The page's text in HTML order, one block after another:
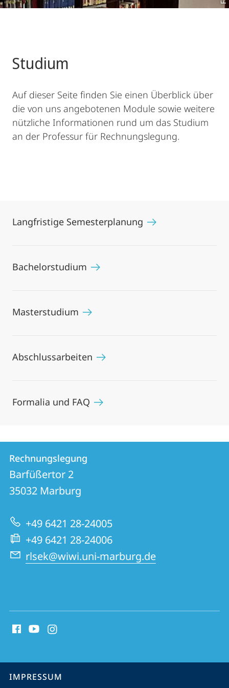
Studium
Auf dieser Seite finden Sie einen Überblick über
die von uns angebotenen Module sowie weitere
nützliche Informationen rund um das Studium
an der Professur für Rechnungslegung.
Langfristige Semesterplanung
Bachelorstudium
Masterstudium
Abschlussarbeiten
Formalia und FAQ
Kontakt
und
Informationen
zur
Website
Kontaktinformationen
Rechnungslegung
Rechnungslegung
Barfüßertor 2
35032 Marburg
+49 6421 28-24005
+49 6421 28-24006
rlsek@wiwi.uni-marburg.de
Media
Service-
IMPRESSUM